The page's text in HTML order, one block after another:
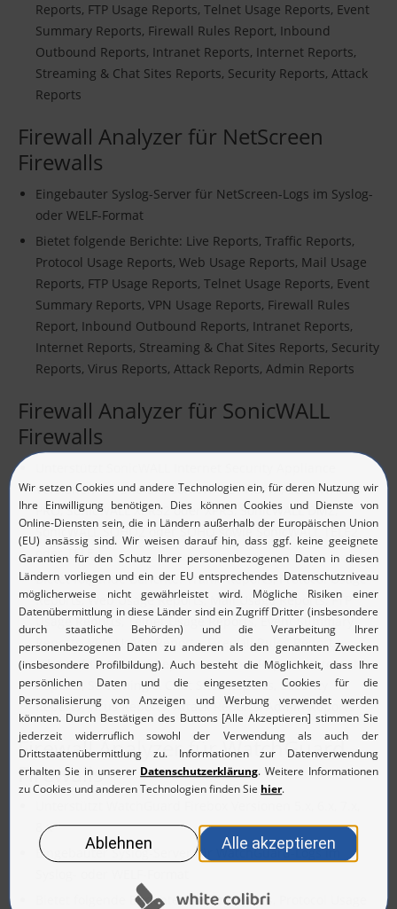
Reports, FTP Usage Reports, Telnet Usage Reports, Event
Summary Reports, Firewall Rules Report, Inbound
Outbound Reports, Intranet Reports, Internet Reports,
Streaming & Chat Sites Reports, Security Reports, Attack
Reports
Firewall Analyzer für NetScreen
Firewalls
Eingebauter Syslog-Server für NetScreen-Logs im Syslog-
oder WELF-Format
Bietet folgende Berichte: Live Reports, Traffic Reports,
Protocol Usage Reports, Web Usage Reports, Mail Usage
Reports, FTP Usage Reports, Telnet Usage Reports, Event
Summary Reports, VPN Usage Reports, Firewall Rules
Report, Inbound Outbound Reports, Intranet Reports,
Internet Reports, Streaming & Chat Sites Reports, Security
Reports, Virus Reports, Attack Reports, Admin Reports
Firewall Analyzer für SonicWALL
Firewalls
Versionen 4.1 und 5.x, SonicWALL PRO-VX, SonicWALL
PRO, SonicWALL XPRS2 oder XPRS, SonicWALL DMZ,
SonicWALL SOHO2 oder SOHO sowie SonicWALL TELE2
oder TELE.
Bietet folgende Berichte: Traffic Reports, Protocol Usage
Reports, Web Usage Reports, Mail Usage Reports, FTP
Usage Reports, Telnet Usage Reports, Event Summary
Reports, VPN Usage Reports, Firewall Rules Report,
Inbound Outbound Reports, Intranet Reports, Internet
Reports, Streaming & Chat Sites Reports, Security
Reports, Virus Reports, Attack Reports, Admin Reports
Firewall Analyzer für WatchGuard
Firewalls
8.x
Eingebauter Syslog-Server für WatchGuard-Logs im
Bietet folgende Berichte: Traffic Reports, Protocol Usage